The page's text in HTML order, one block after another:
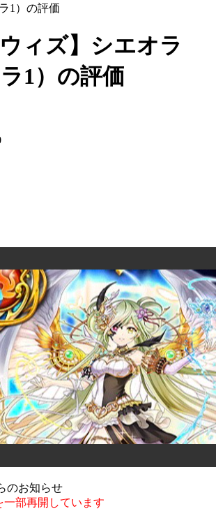
1）の評価
ウィズ】シエオラ
ラ1）の評価
のお知らせ
一部再開しています